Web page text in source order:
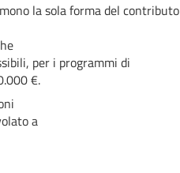
la sola forma del contributo
per i programmi di
€.
a